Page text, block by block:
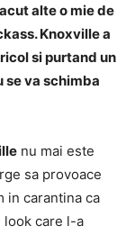
alte o mie de
Knoxville a
si purtand un
se va schimba
nu mai este
sa provoace
in carantina ca
look care l-a